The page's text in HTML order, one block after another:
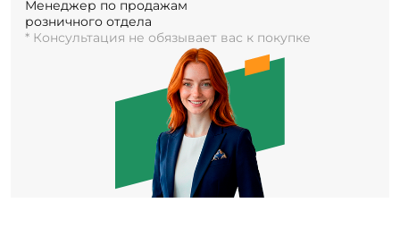
Менеджер по продажам
розничного отдела
* Консультация не обязывает вас к покупке